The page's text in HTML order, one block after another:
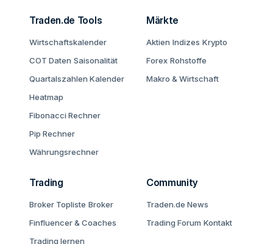
Traden.de Tools
Wirtschaftskalender
COT Daten Saisonalität
Quartalszahlen Kalender
Heatmap
Fibonacci Rechner
Pip Rechner
Währungsrechner
Märkte
Aktien Indizes Krypto
Forex Rohstoffe
Makro & Wirtschaft
Trading
Broker Topliste Broker
Finfluencer & Coaches
Trading lernen
Community
Traden.de News
Trading Forum Kontakt